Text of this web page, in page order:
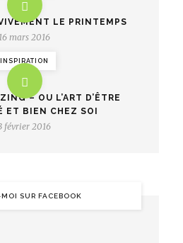
LE PRINTEMPS
mars 2016
INSPIRATION
– OU L’ART D’ÊTRE
ET BIEN CHEZ SOI
février 2016
SUR FACEBOOK